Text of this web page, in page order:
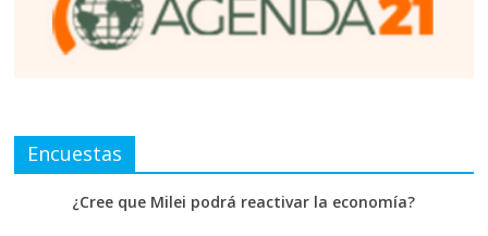
Encuestas
¿Cree que Milei podrá reactivar la economía?